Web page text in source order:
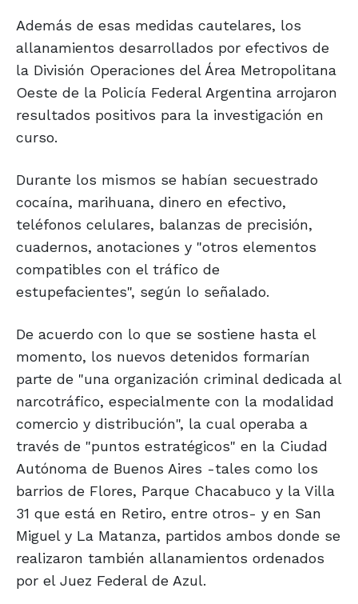
Además de esas medidas cautelares, los
allanamientos desarrollados por efectivos de
la División Operaciones del Área Metropolitana
Oeste de la Policía Federal Argentina arrojaron
resultados positivos para la investigación en
curso.
Durante los mismos se habían secuestrado
cocaína, marihuana, dinero en efectivo,
teléfonos celulares, balanzas de precisión,
cuadernos, anotaciones y "otros elementos
compatibles con el tráfico de
estupefacientes", según lo señalado.
De acuerdo con lo que se sostiene hasta el
momento, los nuevos detenidos formarían
parte de "una organización criminal dedicada al
narcotráfico, especialmente con la modalidad
comercio y distribución", la cual operaba a
través de "puntos estratégicos" en la Ciudad
Autónoma de Buenos Aires -tales como los
barrios de Flores, Parque Chacabuco y la Villa
31 que está en Retiro, entre otros- y en San
Miguel y La Matanza, partidos ambos donde se
realizaron también allanamientos ordenados
por el Juez Federal de Azul.